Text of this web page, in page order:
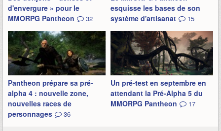
d'envergure » pour le
MMORPG Pantheon
32
esquisse les bases de son
système d'artisanat
15
Pantheon prépare sa pré-
alpha 4 : nouvelle zone,
nouvelles races de
personnages
36
Un pré-test en septembre en
attendant la Pré-Alpha 5 du
MMORPG Pantheon
17